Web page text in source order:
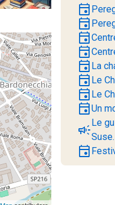
event
event
event
event
event La
event Le
event Le
eventUn
campaignLe
Suse.
event